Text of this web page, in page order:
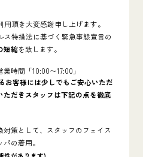
頂き大変感謝申し上げます。
ス特措法に基づく緊急事態宣言の
短縮を致します。
時間「10:00〜17:00」
お客様には少しでもご安心いただ
ただきスタッフは下記の点を徹底
対策として、スタッフのフェイス
の着用。